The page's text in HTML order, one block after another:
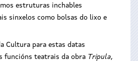
estruturas inchables
sinxelos como bolsas do lixo e
Cultura para estas datas
funcións teatrais da obra Tripula,